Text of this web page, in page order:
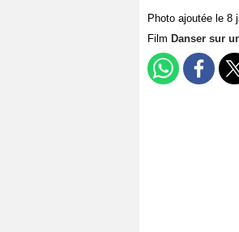
Photo ajoutée le 8
Film Danser sur